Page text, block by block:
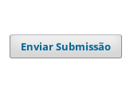
Enviar Submissão